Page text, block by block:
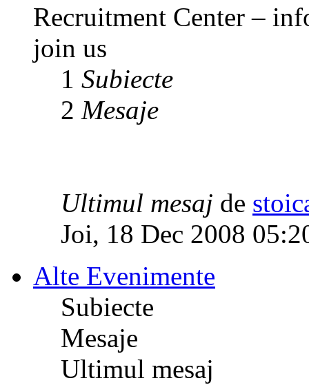
Recruitment Center –
join us
1 Subiecte
2 Mesaje
Ultimul mesaj de
Joi, 18 Dec 2008
Alte Evenimente
Subiecte
Mesaje
Ultimul mesaj